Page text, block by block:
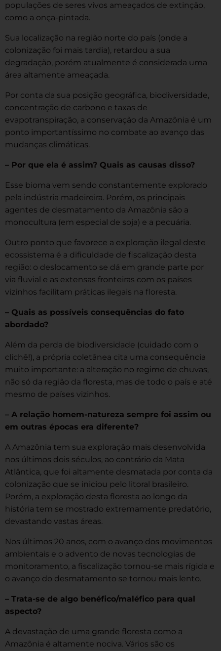
populações de seres vivos ameaçados de extinção,
como a onça-pintada.
Sua localização na região norte do país (onde a
colonização foi mais tardia), retardou a sua
degradação, porém atualmente é considerada uma
área altamente ameaçada.
Por conta da sua posição geográfica, biodiversidade,
concentração de carbono e taxas de
evapotranspiração, a conservação da Amazônia é um
ponto importantíssimo no combate ao avanço das
mudanças climáticas.
– Por que ela é assim? Quais as causas disso?
Esse bioma vem sendo constantemente explorado
pela indústria madeireira. Porém, os principais
agentes de desmatamento da Amazônia são a
monocultura (em especial de soja) e a pecuária.
Outro ponto que favorece a exploração ilegal deste
ecossistema é a dificuldade de fiscalização desta
região: o deslocamento se dá em grande parte por
via fluvial e as extensas fronteiras com os países
vizinhos facilitam práticas ilegais na floresta.
– Quais as possíveis consequências do fato
abordado?
Além da perda de biodiversidade (cuidado com o
clichê!), a própria coletânea cita uma consequência
muito importante: a alteração no regime de chuvas,
não só da região da floresta, mas de todo o país e até
mesmo de países vizinhos.
– A relação homem-natureza sempre foi assim ou
em outras épocas era diferente?
A Amazônia tem sua exploração mais desenvolvida
nos últimos dois séculos, ao contrário da Mata
Atlântica, que foi altamente desmatada por conta da
colonização que se iniciou pelo litoral brasileiro.
Porém, a exploração desta floresta ao longo da
história tem se mostrado extremamente predatório,
devastando vastas áreas.
Nos últimos 20 anos, com o avanço dos movimentos
ambientais e o advento de novas tecnologias de
monitoramento, a fiscalização tornou-se mais rígida e
o avanço do desmatamento se tornou mais lento.
– Trata-se de algo benéfico/maléfico para qual
aspecto?
A devastação de uma grande floresta como a
Amazônia é altamente nociva. Vários são os